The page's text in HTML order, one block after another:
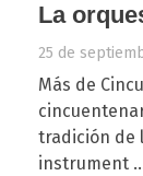
La
25 de
Más de
tradición de
instrument